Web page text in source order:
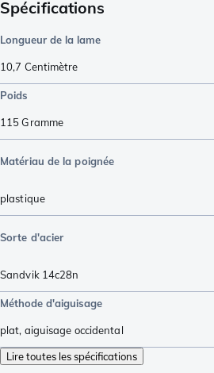
Spécifications
Longueur de la lame
10,7 Centimètre
Poids
115Gramme
Matériau de la poignée
plastique
Sorte d'acier
Sandvik 14c28n
Méthode d'aiguisage
plat, aiguisage occidental
Lire toutes les spécifications